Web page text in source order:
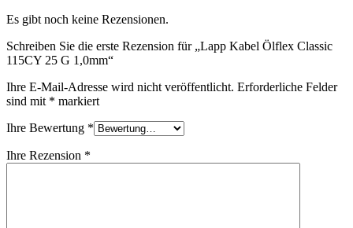
Es gibt noch keine Rezensionen.
Schreiben Sie die erste Rezension für „Lapp Kabel Ölflex Classic
115CY 25 G 1,0mm“
Ihre E-Mail-Adresse wird nicht veröffentlicht. Erforderliche Felder
sind mit * markiert
Ihre Bewertung *
Ihre Rezension *